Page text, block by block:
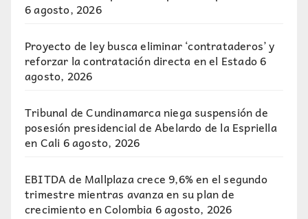
6 agosto, 2026
Proyecto de ley busca eliminar ‘contrataderos’ y
reforzar la contratación directa en el Estado6
agosto, 2026
Tribunal de Cundinamarca niega suspensión de
posesión presidencial de Abelardo de la Espriella
en Cali 6 agosto, 2026
EBITDA de Mallplaza crece 9,6% en el segundo
trimestre mientras avanza en su plan de
crecimiento en Colombia6 agosto, 2026